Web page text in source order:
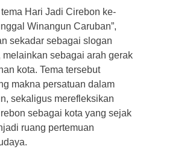
Hari Jadi Cirebon ke-
Winangun Caruban”,
sekadar sebagai slogan
melainkan sebagai arah gerak
kota. Tema tersebut
makna persatuan dalam
sekaligus merefleksikan
sebagai kota yang sejak
ruang pertemuan